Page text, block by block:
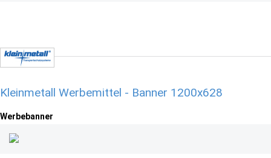
Kleinmetall Werbemittel - Banner 1200x628
Werbebanner